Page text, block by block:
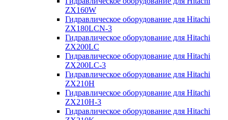
ZX160W
Гидравлическое оборудование для Hitachi
ZX180LCN-3
Гидравлическое оборудование для Hitachi
ZX200LC
Гидравлическое оборудование для Hitachi
ZX200LC-3
Гидравлическое оборудование для Hitachi
ZX210H
Гидравлическое оборудование для Hitachi
ZX210H-3
Гидравлическое оборудование для Hitachi